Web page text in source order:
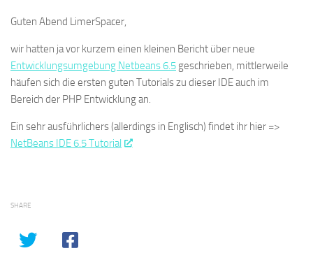
Guten Abend LimerSpacer,
wir hatten ja vor kurzem einen kleinen Bericht über neue
Entwicklungsumgebung Netbeans 6.5 geschrieben, mittlerweile
häufen sich die ersten guten Tutorials zu dieser IDE auch im
Bereich der PHP Entwicklung an.
Ein sehr ausführlichers (allerdings in Englisch) findet ihr hier =>
NetBeans IDE 6.5 Tutorial
SHARE